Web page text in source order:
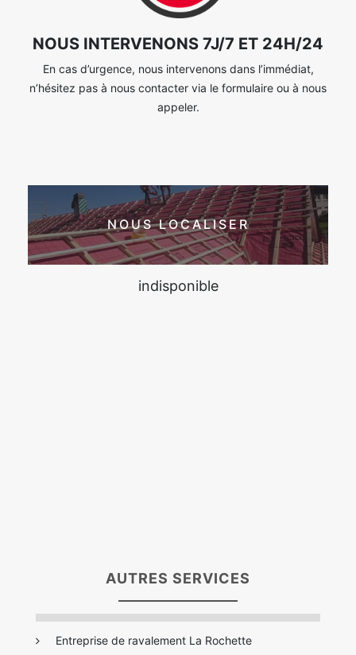
NOUS INTERVENONS 7J/7 ET 24H/24
En cas d’urgence, nous intervenons dans l’immédiat,
n’hésitez pas à nous contacter via le formulaire ou à nous
appeler.
NOUS LOCALISER
indisponible
AUTRES SERVICES
Entreprise de ravalement La Rochette